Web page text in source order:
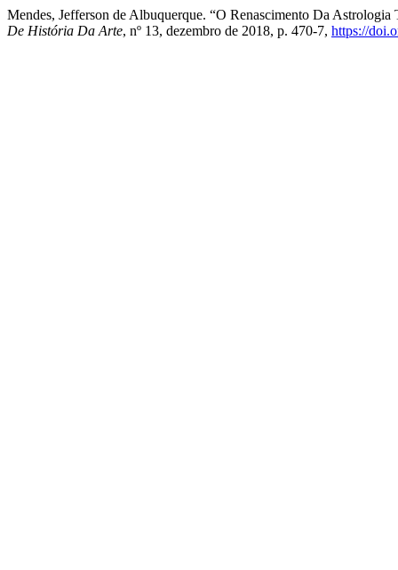
Mendes, Jefferson de Albuquerque. “O Renascimento Da
De História Da Arte, nº 13, dezembro de 2018, p. 470-7, https://